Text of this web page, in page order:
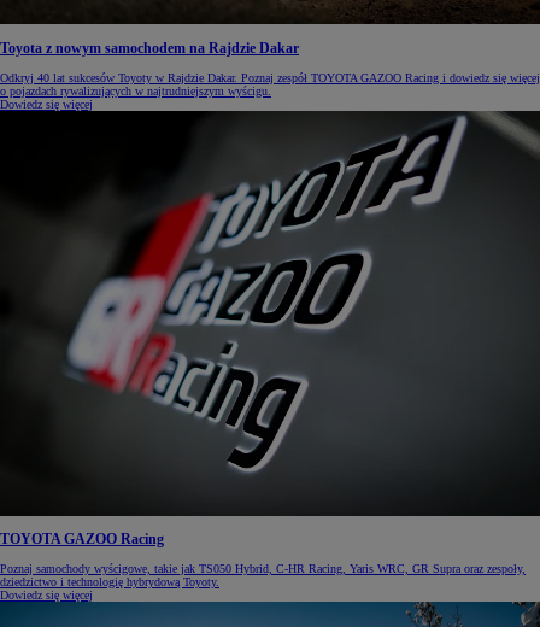
Toyota z nowym samochodem na Rajdzie Dakar
Odkryj 40 lat sukcesów Toyoty w Rajdzie Dakar. Poznaj zespół TOYOTA GAZOO Racing i dowiedz się więcej
o pojazdach rywalizujących w najtrudniejszym wyścigu.
Dowiedz się więcej
TOYOTA GAZOO Racing
Poznaj samochody wyścigowe, takie jak TS050 Hybrid, C-HR Racing, Yaris WRC, GR Supra oraz zespoły,
dziedzictwo i technologię hybrydową Toyoty.
Dowiedz się więcej